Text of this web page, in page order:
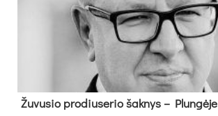
Žu­vu­sio pro­diu­se­rio šak­nys – Plun­gė­je